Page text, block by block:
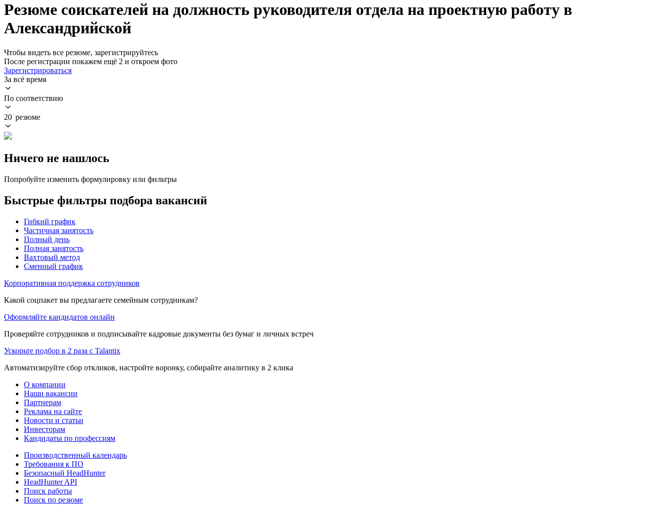
Резюме соискателей на должность руководителя отдела на проектную работу в
Александрийской
Чтобы видеть все резюме, зарегистрируйтесь
После регистрации покажем ещё 2 и откроем фото
Зарегистрироваться
За всё время
По соответствию
20 резюме
Ничего не нашлось
Попробуйте изменить формулировку или фильтры
Быстрые фильтры подбора вакансий
Гибкий график
Частичная занятость
Полный день
Полная занятость
Вахтовый метод
Сменный график
Корпоративная поддержка сотрудников
Какой соцпакет вы предлагаете семейным сотрудникам?
Оформляйте кандидатов онлайн
Проверяйте сотрудников и подписывайте кадровые документы без бумаг и личных встреч
Ускорьте подбор в 2 раза с Talantix
Автоматизируйте сбор откликов, настройте воронку, собирайте аналитику в 2 клика
О компании
Наши вакансии
Партнерам
Реклама на сайте
Новости и статьи
Инвесторам
Кандидаты по профессиям
Производственный календарь
Требования к ПО
Безопасный HeadHunter
HeadHunter API
Поиск работы
Поиск по резюме